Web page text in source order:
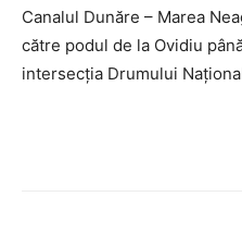
Canalul Dunăre – Marea
către podul de la Ovidiu
intersecția Drumului